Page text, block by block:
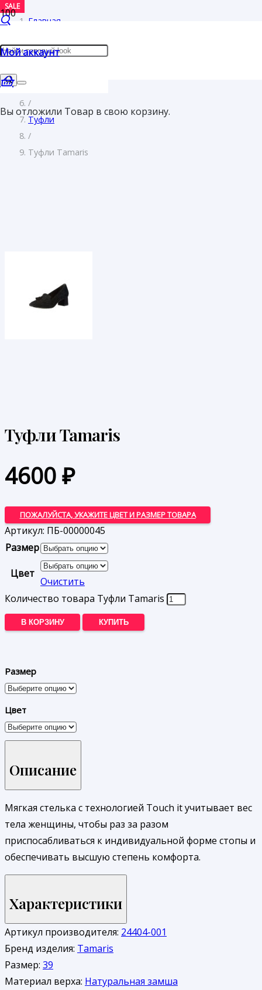
Мой аккаунт
Вы отложили Товар в свою корзину.
Главная
Женщинам
/
Туфли
/
Туфли Tamaris
Туфли Tamaris
4600₽
ПОЖАЛУЙСТА, УКАЖИТЕ ЦВЕТ И РАЗМЕР ТОВАРА
Артикул: ПБ-00000045
Размер
Цвет
Очистить
Количество товара Туфли Tamaris
В КОРЗИНУ КУПИТЬ
Размер
Цвет
Описание
Мягкая стелька с технологией Touch it учитывает вес
тела женщины, чтобы раз за разом
приспосабливаться к индивидуальной форме стопы и
обеспечивать высшую степень комфорта.
Характеристики
Артикул производителя: 24404-001
Бренд изделия: Tamaris
Размер: 39
Материал верха: Натуральная замша
SALE
SALE
SALE
SALE
SALE